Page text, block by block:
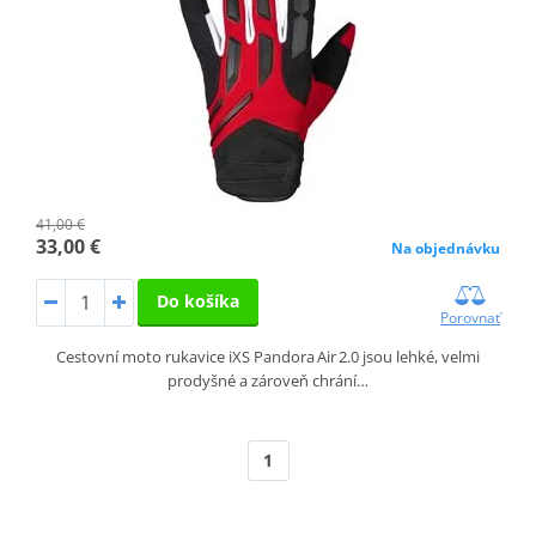
41,00 €
33,00 € Na objednávku
Do košíka
Porovnať
Cestovní moto rukavice iXS Pandora Air 2.0 jsou lehké, velmi
prodyšné a zároveň chrání…
1